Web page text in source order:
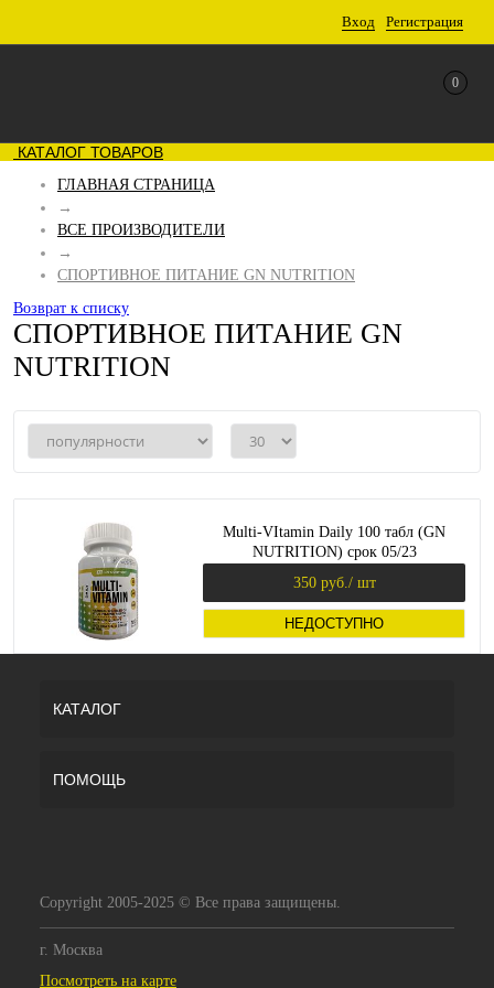
Вход Регистрация
0
КАТАЛОГ ТОВАРОВ
ГЛАВНАЯ СТРАНИЦА
→
ВСЕ ПРОИЗВОДИТЕЛИ
→
СПОРТИВНОЕ ПИТАНИЕ GN NUTRITION
Возврат к списку
СПОРТИВНОЕ ПИТАНИЕ GN
NUTRITION
Multi-VItamin Daily 100 табл (GN
NUTRITION) срок 05/23
350 руб. / шт
НЕДОСТУПНО
КАТАЛОГ
ПОМОЩЬ
Copyright 2005-2025 © Все права защищены.
г. Москва
Посмотреть на карте